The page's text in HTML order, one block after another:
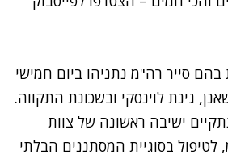
בהם סייר רה"מ נתניהו ביום חמישי
גינת לוינסקי ובשכונת התקווה.
ישיבה ראשונה של צוות
בסוגיית המסתננים הבלתי